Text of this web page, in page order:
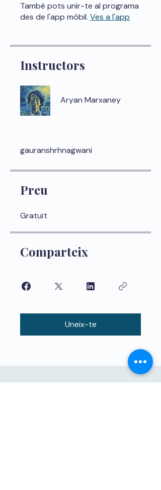
També pots unir-te al programa
des de l'app mòbil. Ves a l'app
Instructors
Aryan Marxaney
gauranshrhnagwani
Preu
Gratuït
Comparteix
Uneix-te